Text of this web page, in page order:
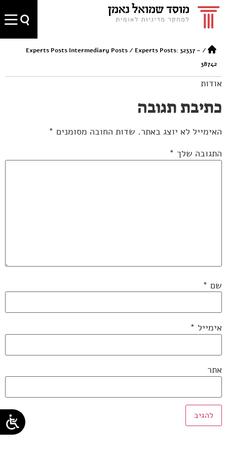
/
Experts Posts Intermediary Posts/ Experts Posts: 32337 –
38742
אודות
כתיבת תגובה
האימייל לא יוצג באתר. שדות החובה מסומנים *
התגובה שלך *
שם *
אימייל *
אתר